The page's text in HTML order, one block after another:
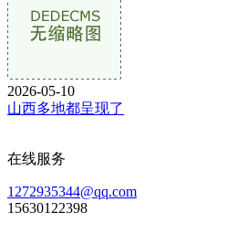
2026-05-10
山西多地都呈现了
在线服务
1272935344@qq.com
15630122398